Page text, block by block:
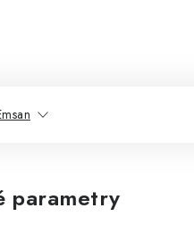
parametry
Zákaznická podpora